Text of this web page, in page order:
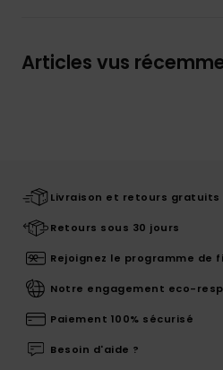
Articles vus
Livraison et retours gratuits
Retours sous 30 jours
Rejoignez le programme de
Notre engagement eco-
Paiement 100% sécurisé
Besoin d'aide ?